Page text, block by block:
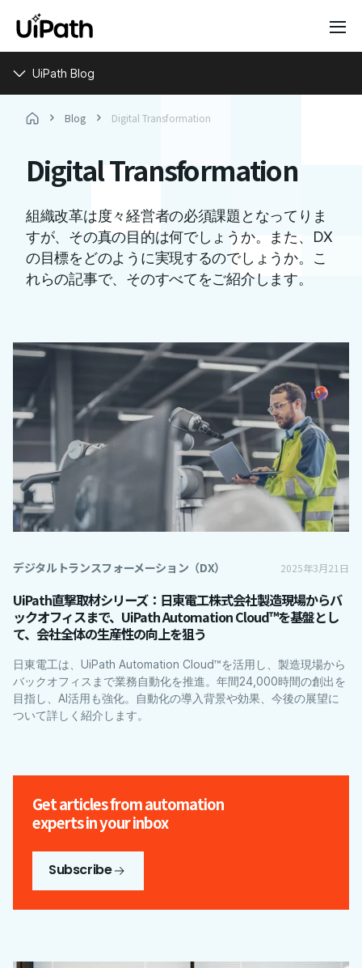
UiPath Blog
Blog Digital Transformation
Digital Transformation
組織改革は度々経営者の必須課題となってりま
すが、その真の目的は何でしょうか。また、DX
の目標をどのように実現するのでしょうか。こ
れらの記事で、そのすべてをご紹介します。
デジタルトランスフォーメーション（DX） 2025年3月21日
UiPath直撃取材シリーズ：日東電工株式会社製造現場からバ
ックオフィスまで、UiPath Automation Cloud™を基盤とし
て、会社全体の生産性の向上を狙う
日東電工は、UiPath Automation Cloud™を活用し、製造現場から
バックオフィスまで業務自動化を推進。年間24,000時間の創出を
目指し、AI活用も強化。自動化の導入背景や効果、今後の展望に
ついて詳しく紹介します。
Get articles from automation
experts in your inbox
Subscribe